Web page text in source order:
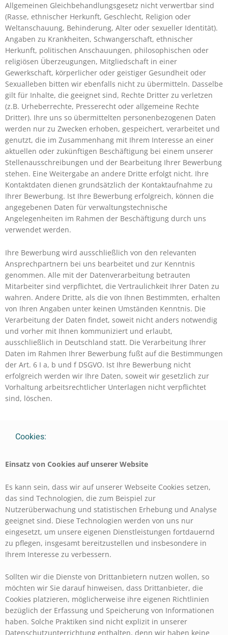
Allgemeinen Gleichbehandlungsgesetz nicht verwertbar sind
(Rasse, ethnischer Herkunft, Geschlecht, Religion oder
Weltanschauung, Behinderung, Alter oder sexueller Identität).
Angaben zu Krankheiten, Schwangerschaft, ethnischer
Herkunft, politischen Anschauungen, philosophischen oder
religiösen Überzeugungen, Mitgliedschaft in einer
Gewerkschaft, körperlicher oder geistiger Gesundheit oder
Sexualleben bitten wir ebenfalls nicht zu übermitteln. Dasselbe
gilt für Inhalte, die geeignet sind, Rechte Dritter zu verletzen
(z.B. Urheberrechte, Presserecht oder allgemeine Rechte
Dritter). Ihre uns so übermittelten personenbezogenen Daten
werden nur zu Zwecken erhoben, gespeichert, verarbeitet und
genutzt, die im Zusammenhang mit Ihrem Interesse an einer
aktuellen oder zukünftigen Beschäftigung bei einem unserer
Stellenausschreibungen und der Bearbeitung Ihrer Bewerbung
stehen. Eine Weitergabe an andere Dritte erfolgt nicht. Ihre
Kontaktdaten dienen grundsätzlich der Kontaktaufnahme zu
Ihrer Bewerbung. Ist Ihre Bewerbung erfolgreich, können die
angegebenen Daten für verwaltungstechnische
Angelegenheiten im Rahmen der Beschäftigung durch uns
verwendet werden.
Ihre Bewerbung wird ausschließlich von den relevanten
Ansprechpartnern bei uns bearbeitet und zur Kenntnis
genommen. Alle mit der Datenverarbeitung betrauten
Mitarbeiter sind verpflichtet, die Vertraulichkeit Ihrer Daten zu
wahren. Andere Dritte, als die von Ihnen Bestimmten, erhalten
von Ihren Angaben unter keinen Umständen Kenntnis. Die
Verarbeitung der Daten findet, soweit nicht anders notwendig
und vorher mit Ihnen kommuniziert und erlaubt,
ausschließlich in Deutschland statt. Die Verarbeitung Ihrer
Daten im Rahmen Ihrer Bewerbung fußt auf die Bestimmungen
der Art. 6 I a, b und f DSGVO. Ist Ihre Bewerbung nicht
erfolgreich werden wir Ihre Daten, soweit wir gesetzlich zur
Vorhaltung arbeitsrechtlicher Unterlagen nicht verpflichtet
sind, löschen.
Cookies:
Einsatz von Cookies auf unserer Website
Es kann sein, dass wir auf unserer Webseite Cookies setzen,
das sind Technologien, die zum Beispiel zur
Nutzerüberwachung und statistischen Erhebung und Analyse
geeignet sind. Diese Technologien werden von uns nur
eingesetzt, um unsere eigenen Dienstleistungen fortdauernd
zu pflegen, insgesamt bereitzustellen und insbesondere in
Ihrem Interesse zu verbessern.
Sollten wir die Dienste von Drittanbietern nutzen wollen, so
möchten wir Sie darauf hinweisen, dass Drittanbieter, die
Cookies platzieren, möglicherweise ihre eigenen Richtlinien
bezüglich der Erfassung und Speicherung von Informationen
haben. Solche Praktiken sind nicht explizit in unserer
Datenschutzunterrichtung enthalten, denn wir haben keine